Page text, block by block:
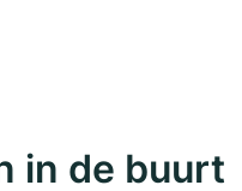
in de buurt